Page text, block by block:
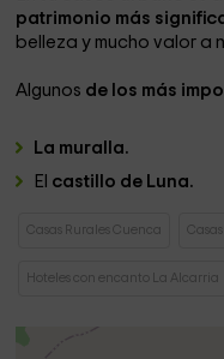
patrimonio más
belleza y mucho valor a
Algunos de los más
La muralla.
El castillo de Luna.
Casas Rurales Cuenca
Hoteles con encanto La Alcarria